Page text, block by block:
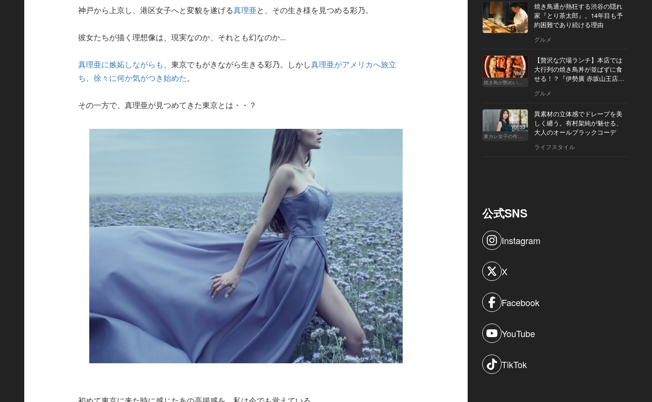
神戸から上京し、港区女子へと変貌を遂げる真理亜と、その生き様を見つめる彩乃。
彼女たちが描く理想像は、現実なのか、それとも幻なのか...
真理亜に嫉妬しながらも、東京でもがきながら生きる彩乃。しかし真理亜がアメリカへ旅立
ち、徐々に何か気がつき始めた。
その一方で、真理亜が見つめてきた東京とは・・？
焼き鳥通が熱狂する渋谷の隠れ
家『とり茶太郎』。14年目も予
約困難であり続ける理由
グルメ
Vol.7
焼き鳥が艶めいてきた
【贅沢な穴場ランチ】本店では
大行列の焼き鳥丼が並ばずに食
せる！？『伊勢廣 赤坂山王店』
グルメ
Vol.53
東カレ女子の作り方
異素材の立体感でドレープを美
しく纏う。有村架純が魅せる、
大人のオールブラックコーデ
ライフスタイル
公式SNS
Instagram
X
Facebook
YouTube
TikTok